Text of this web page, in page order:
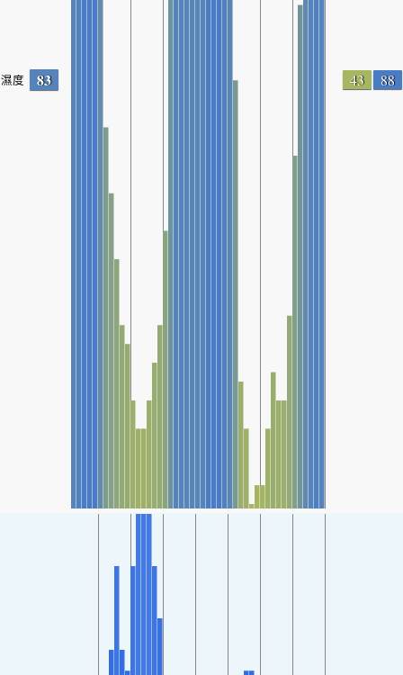
濕度 83 43 88